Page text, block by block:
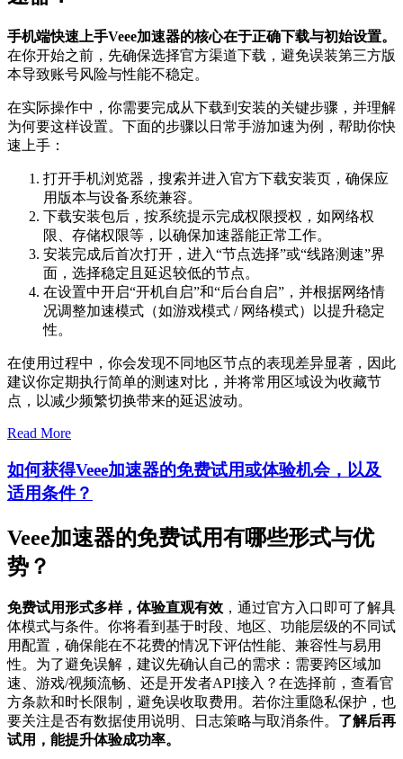
手机端快速上手Veee加速器的核心在于正确下载与初始设置。
在你开始之前，先确保选择官方渠道下载，避免误装第三方版
本导致账号风险与性能不稳定。
在实际操作中，你需要完成从下载到安装的关键步骤，并理解
为何要这样设置。下面的步骤以日常手游加速为例，帮助你快
速上手：
打开手机浏览器，搜索并进入官方下载安装页，确保应
用版本与设备系统兼容。
下载安装包后，按系统提示完成权限授权，如网络权
限、存储权限等，以确保加速器能正常工作。
安装完成后首次打开，进入“节点选择”或“线路测速”界
面，选择稳定且延迟较低的节点。
在设置中开启“开机自启”和“后台自启”，并根据网络情
况调整加速模式（如游戏模式 / 网络模式）以提升稳定
性。
在使用过程中，你会发现不同地区节点的表现差异显著，因此
建议你定期执行简单的测速对比，并将常用区域设为收藏节
点，以减少频繁切换带来的延迟波动。
Read More
如何获得Veee加速器的免费试用或体验机会，以及
适用条件？
Veee加速器的免费试用有哪些形式与优
势？
免费试用形式多样，体验直观有效 ，通过官方入口即可了解具
体模式与条件。你将看到基于时段、地区、功能层级的不同试
用配置，确保能在不花费的情况下评估性能、兼容性与易用
性。为了避免误解，建议先确认自己的需求：需要跨区域加
速、游戏/视频流畅、还是开发者API接入？在选择前，查看官
方条款和时长限制，避免误收取费用。若你注重隐私保护，也
要关注是否有数据使用说明、日志策略与取消条件。 了解后再
试用，能提升体验成功率。